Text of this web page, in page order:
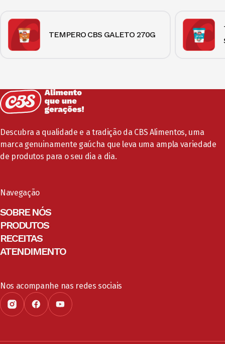
TEMPERO CBS GALETO 270G
Descubra a qualidade e a tradição da CBS Alimentos, uma
marca genuinamente gaúcha que leva uma ampla variedade
de produtos para o seu dia a dia.
Navegação
SOBRE NÓS
PRODUTOS
RECEITAS
ATENDIMENTO
Nos acompanhe nas redes sociais